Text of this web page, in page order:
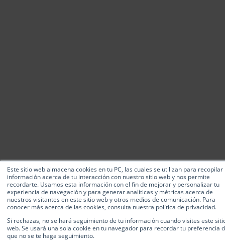
Este sitio web almacena cookies en tu PC, las cuales se utilizan para recopilar
información acerca de tu interacción con nuestro sitio web y nos permite
recordarte. Usamos esta información con el fin de mejorar y personalizar tu
experiencia de navegación y para generar analíticas y métricas acerca de
nuestros visitantes en este sitio web y otros medios de comunicación. Para
conocer más acerca de las cookies, consulta nuestra política de privacidad.
Si rechazas, no se hará seguimiento de tu información cuando visites este
web. Se usará una sola cookie en tu navegador para recordar tu preferencia
que no se te haga seguimiento.